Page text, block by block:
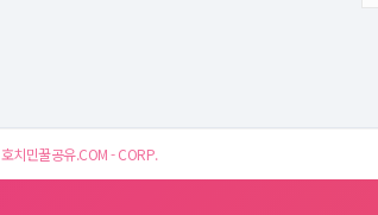
호치민꿀공유.COM - CORP.